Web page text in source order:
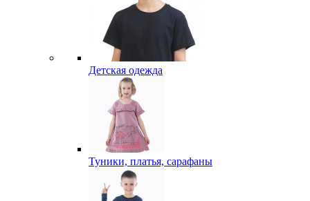
Детская одежда
Туники, платья, сарафаны